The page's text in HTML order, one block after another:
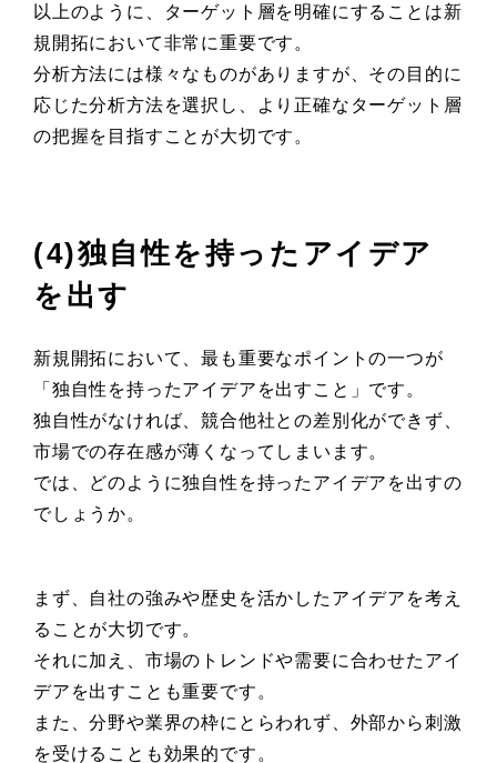
以上のように、ターゲット層を明確にすることは新
規開拓において非常に重要です。
分析方法には様々なものがありますが、その目的に
応じた分析方法を選択し、より正確なターゲット層
の把握を目指すことが大切です。
(4)独自性を持ったアイデア
を出す
新規開拓において、最も重要なポイントの一つが
「独自性を持ったアイデアを出すこと」です。
独自性がなければ、競合他社との差別化ができず、
市場での存在感が薄くなってしまいます。
では、どのように独自性を持ったアイデアを出すの
でしょうか。
まず、自社の強みや歴史を活かしたアイデアを考え
ることが大切です。
それに加え、市場のトレンドや需要に合わせたアイ
デアを出すことも重要です。
また、分野や業界の枠にとらわれず、外部から刺激
を受けることも効果的です。